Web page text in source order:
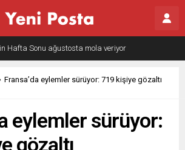
Hafta Sonu ağustosta mola veriyor
Fransa’da eylemler sürüyor: 719 kişiye gözaltı
eylemler sürüyor:
gözaltı